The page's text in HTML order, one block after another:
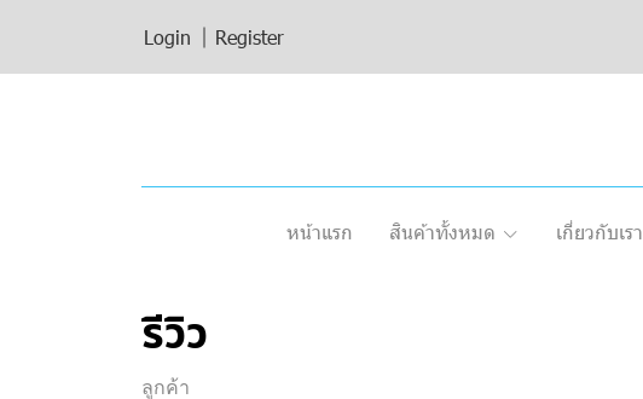
Login Register
หน้าแรก สินค้าทั้งหมด เกี่ยวกับเรา
รีวิว
ลูกค้า